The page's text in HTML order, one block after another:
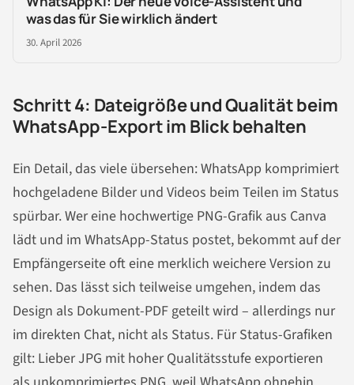
was das für Sie wirklich ändert
30. April 2026
Schritt 4: Dateigröße und Qualität beim
WhatsApp-Export im Blick behalten
Ein Detail, das viele übersehen: WhatsApp komprimiert
hochgeladene Bilder und Videos beim Teilen im Status
spürbar. Wer eine hochwertige PNG-Grafik aus Canva
lädt und im WhatsApp-Status postet, bekommt auf der
Empfängerseite oft eine merklich weichere Version zu
sehen. Das lässt sich teilweise umgehen, indem das
Design als Dokument-PDF geteilt wird – allerdings nur
im direkten Chat, nicht als Status. Für Status-Grafiken
gilt: Lieber JPG mit hoher Qualitätsstufe exportieren